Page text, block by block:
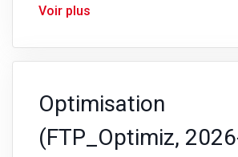
Voir plus
Optimisation
(FTP_Optimiz,